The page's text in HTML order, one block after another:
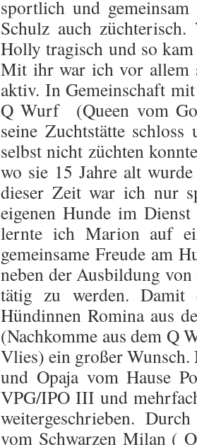
sportlich und
Schulz auch
Holly tragisch und so
Mit ihr war ich vor allem
aktiv. In Gemeinschaft
Q Wurf (Queen vom
seine Zuchtstätte
selbst nicht züchten
wo sie 15 Jahre alt
dieser Zeit war ich nur
eigenen Hunde im
lernte ich Marion auf
gemeinsame Freude am
neben der Ausbildung
tätig zu werden. Damit
Hündinnen Romina aus
(Nachkomme aus dem Q
Vlies) ein großer
und Opaja vom Hause
VPG/IPO III und
weitergeschrieben.
vom Schwarzen Milan (